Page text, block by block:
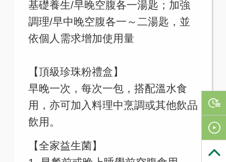
基礎養生/早晚空腹各一湯匙；加強
調理/早中晚空腹各一～二湯匙，並
依個人需求增加使用量
【頂級珍珠粉禮盒】
早晚一次，每次一包，搭配溫水食
用，亦可加入料理中烹調或其他飲品
飲用。
【全家益生菌】